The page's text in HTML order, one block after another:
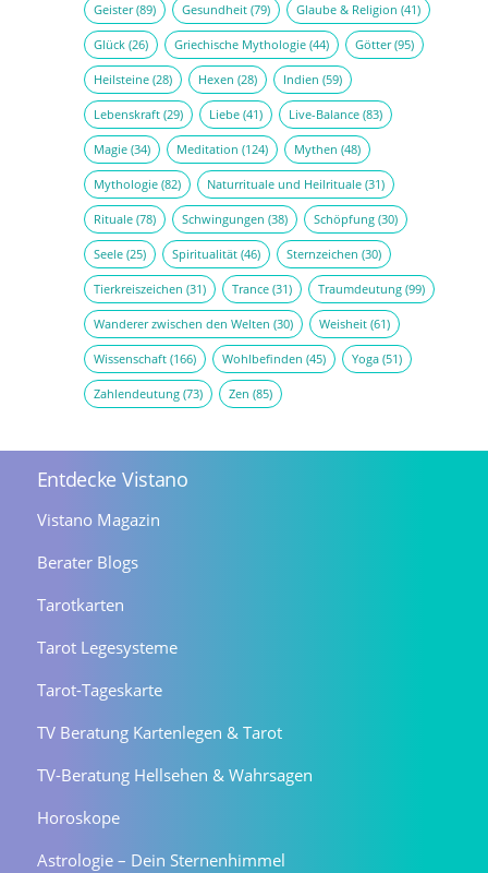
Geister(89) Gesundheit(79) Glaube & Religion (41)
Glück(26) Griechische Mythologie(44) Götter(95)
Heilsteine(28) Hexen (28) Indien (59)
Lebenskraft(29) Liebe(41) Live-Balance(83)
Magie(34) Meditation (124) Mythen (48)
Mythologie(82) Naturrituale und Heilrituale(31)
Rituale(78) Schwingungen (38) Schöpfung(30)
Seele(25) Spiritualität(46) Sternzeichen (30)
Tierkreiszeichen (31) Trance(31) Traumdeutung(99)
Wanderer zwischen den Welten (30) Weisheit(61)
Wissenschaft(166) Wohlbefinden (45) Yoga(51)
Zahlendeutung(73) Zen (85)
Entdecke Vistano
Vistano Magazin
Berater Blogs
Tarotkarten
Tarot Legesysteme
Tarot-Tageskarte
TV Beratung Kartenlegen & Tarot
TV-Beratung Hellsehen & Wahrsagen
Horoskope
Astrologie – Dein Sternenhimmel